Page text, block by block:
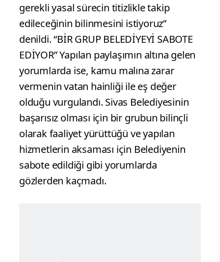
gerekli yasal sürecin titizlikle takip
edileceğinin bilinmesini istiyoruz”
denildi. “BİR GRUP BELEDİYEYİ SABOTE
EDİYOR” Yapılan paylaşımın altına gelen
yorumlarda ise, kamu malına zarar
vermenin vatan hainliği ile eş değer
olduğu vurgulandı. Sivas Belediyesinin
başarısız olması için bir grubun bilinçli
olarak faaliyet yürüttüğü ve yapılan
hizmetlerin aksaması için Belediyenin
sabote edildiği gibi yorumlarda
gözlerden kaçmadı.